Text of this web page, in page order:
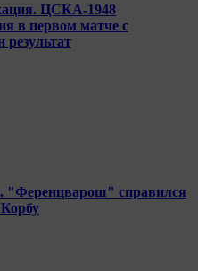
ЦСКА-1948
в первом матче с
"Ференцварош" справился